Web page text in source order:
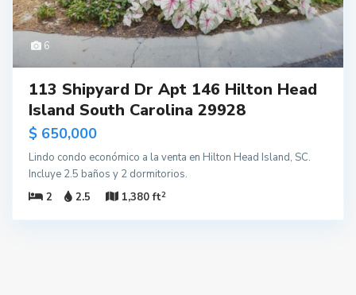
6
113 Shipyard Dr Apt 146 Hilton Head
Island South Carolina 29928
$ 650,000
Lindo condo económico a la venta en Hilton Head Island, SC.
Incluye 2.5 baños y 2 dormitorios.
2
2.5 1,380 ft2